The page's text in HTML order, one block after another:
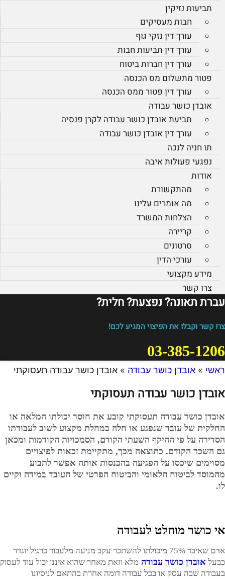
תביעות נזיקין
חבות מעסיקים
עורך דין נזקי גוף
עורך דין תביעות חבות
עורך דין חברות ביטוח
פטור מתשלום מס הכנסה
עורך דין פטור ממס הכנסה
אובדן כושר עבודה
תביעת אובדן כושר עבודה לקרן פנסיה
עורך דין אובדן כושר עבודה
תו חניה לנכה
נפגעי פעולות איבה
אודות
מהתקשורת
מה אומרים עלינו
הצלחות המשרד
קריירה
סרטונים
עורכי הדין
מידע מקצועי
צרו קשר
עברת תאונה? נפצעת? חלית?​
צרו קשר וקבלו את הפיצוי המגיע לכם!
03-385-1206
ראשי » אובדן כושר עבודה » אובדן כושר עבודה תעסוקתי
אובדן כושר עבודה תעסוקתי
אובדן כושר עבודה תעסוקתי קובע את חוסר יכולתו המלאה או
החלקית של עובד שנפגע או חלה במחלת מקצוע לשוב לעבודתו
הסדירה על פי ההיקף השעתי הקודם, הסמכויות הקודמות ומכאן
גם השכר הקודם. כתוצאה מכך, מתקיימת זכאות לפיצויים
מסוימים שיכסו על הפגיעה בהכנסות אותה אפשר לתבוע
מהמוסד לביטוח הלאומי והביטוח הפרטי של העובד במידה וקיים
לו.
אי כושר מוחלט לעבודה
אדם שאיבד 75% מיכולתו להשתכר עקב מניעה מלעבוד כרגיל יוגדר
כבעל אובדן כושר עבודה מלא וזאת מאחר שהוא איננו יכול עוד לעסוק
בעבודה שבה עסק או בכל עבודה דומה אחרת בהתאם לניסיונו